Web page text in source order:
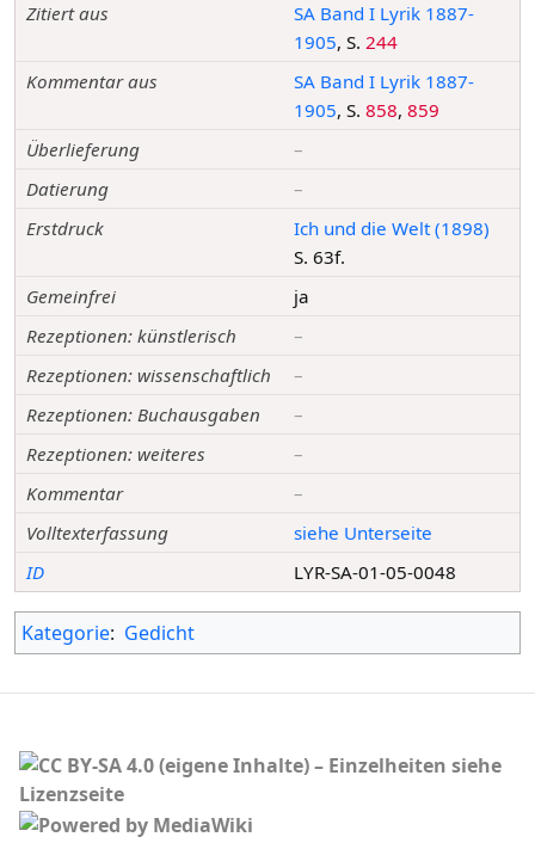
Zitiert aus
SA Band I Lyrik 1887-
1905, S.244
Kommentar aus
SA Band I Lyrik 1887-
1905, S.858,859
Überlieferung
–
Datierung
–
Erstdruck
Ich und die Welt (1898)
S. 63f.
Gemeinfrei
ja
Rezeptionen: künstlerisch
–
Rezeptionen: wissenschaftlich
–
Rezeptionen: Buchausgaben
–
Rezeptionen: weiteres
–
Kommentar
–
Volltexterfassung
siehe Unterseite
ID
LYR-SA-01-05-0048
Kategorie: Gedicht